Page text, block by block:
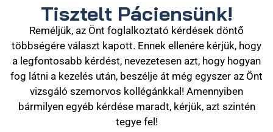
Tisztelt Páciensünk!
Reméljük, az Önt foglalkoztató kérdések döntő
többségére választ kapott. Ennek ellenére kérjük, hogy
a legfontosabb kérdést, nevezetesen azt, hogy hogyan
fog látni a kezelés után, beszélje át még egyszer az Önt
vizsgáló szemorvos kollégánkkal! Amennyiben
bármilyen egyéb kérdése maradt, kérjük, azt szintén
tegye fel!